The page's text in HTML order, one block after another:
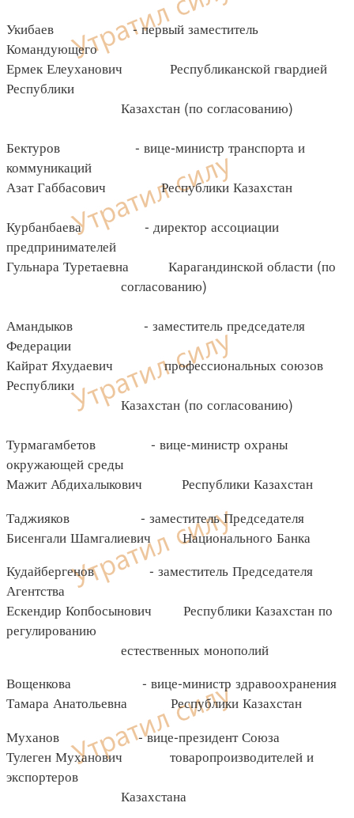
Укибаев - первый заместитель
Командующего
Ермек Елеуханович Республиканской гвардией
Республики
Казахстан (по согласованию)
Бектуров - вице-министр транспорта и
коммуникаций
Азат Габбасович Республики Казахстан
Курбанбаева - директор ассоциации
предпринимателей
Гульнара Туретаевна Карагандинской области (по
согласованию)
Амандыков - заместитель председателя
Федерации
Кайрат Яхудаевич профессиональных союзов
Республики
Казахстан (по согласованию)
Турмагамбетов - вице-министр охраны
окружающей среды
Мажит Абдихалыкович Республики Казахстан
Таджияков - заместитель Председателя
Бисенгали Шамгалиевич Национального Банка
Кудайбергенов - заместитель Председателя
Агентства
Ескендир Копбосынович Республики Казахстан по
регулированию
естественных монополий
Вощенкова - вице-министр здравоохранения
Тамара Анатольевна Республики Казахстан
Муханов - вице-президент Союза
Тулеген Муханович товаропроизводителей и
экспортеров
Казахстана